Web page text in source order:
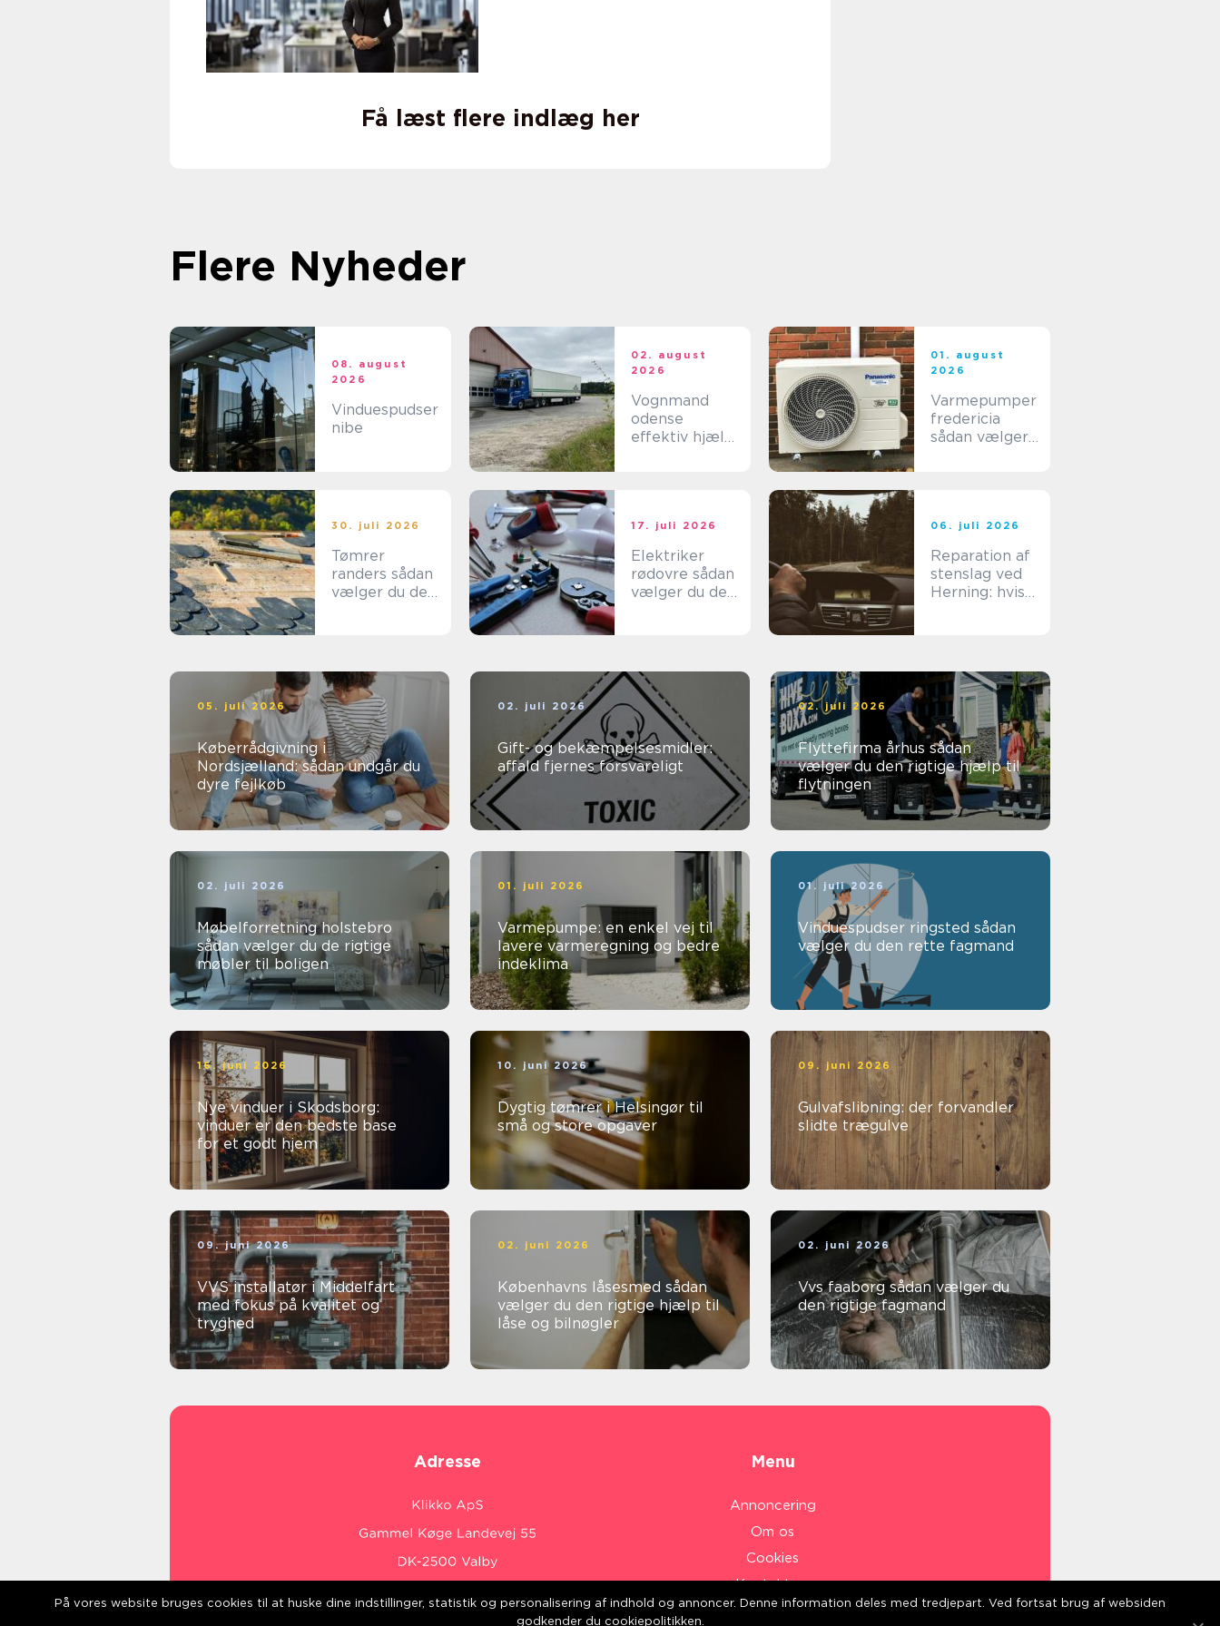
Få læst flere indlæg her
Flere Nyheder
08. august
2026
Vinduespudser
nibe
02. august
2026
Vognmand
odense
effektiv hjælp
01. august
2026
Varmepumper
fredericia
sådan vælger
30. juli 2026
Tømrer
randers sådan
vælger du den
17. juli 2026
Elektriker
rødovre sådan
vælger du den
06. juli 2026
Reparation af
stenslag ved
Herning: hvis
05. juli 2026
Køberrådgivning i
Nordsjælland: sådan undgår du
dyre fejlkøb
02. juli 2026
Gift- og bekæmpelsesmidler:
affald fjernes forsvareligt
02. juli 2026
Flyttefirma århus sådan
vælger du den rigtige hjælp til
flytningen
02. juli 2026
Møbelforretning holstebro
sådan vælger du de rigtige
møbler til boligen
01. juli 2026
Varmepumpe: en enkel vej til
lavere varmeregning og bedre
indeklima
01. juli 2026
Vinduespudser ringsted sådan
vælger du den rette fagmand
16. juni 2026
Nye vinduer i Skodsborg:
vinduer er den bedste base
for et godt hjem
10. juni 2026
Dygtig tømrer i Helsingør til
små og store opgaver
09. juni 2026
Gulvafslibning: der forvandler
slidte trægulve
09. juni 2026
VVS installatør i Middelfart
med fokus på kvalitet og
tryghed
02. juni 2026
Københavns låsesmed sådan
vælger du den rigtige hjælp til
låse og bilnøgler
02. juni 2026
Vvs faaborg sådan vælger du
den rigtige fagmand
Adresse Menu
Annoncering
Om os
Cookies
Kontakt os
Sitemap
På vores website bruges cookies til at huske dine indstillinger, statistik og personalisering af indhold og annoncer. Denne information deles med tredjepart. Ved fortsat brug af websiden
godkender du cookiepolitikken.